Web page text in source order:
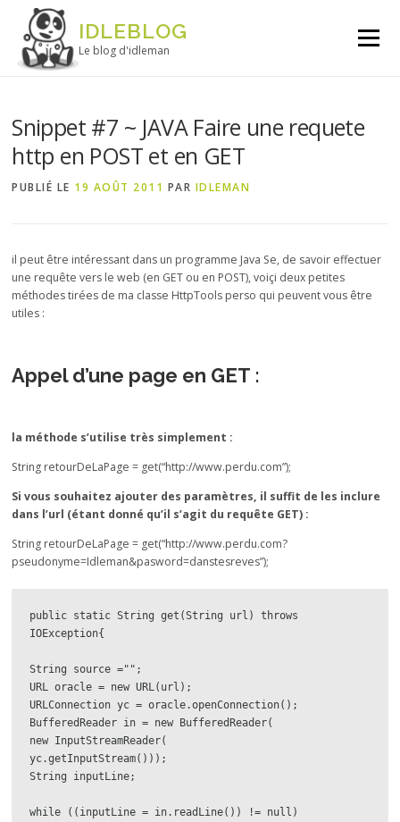
Aller au contenu
IDLEBLOG
Le blog d'idleman
Menu
Snippet #7 ~ JAVA Faire une requete
http en POST et en GET
PUBLIÉ LE 19 AOÛT 2011 PAR IDLEMAN
il peut être intéressant dans un programme Java Se, de savoir effectuer
une requête vers le web (en GET ou en POST), voiçi deux petites
méthodes tirées de ma classe HttpTools perso qui peuvent vous être
utiles :
Appel d’une page en GET :
la méthode s’utilise très simplement :
String retourDeLaPage = get(“http://www.perdu.com”);
Si vous souhaitez ajouter des paramètres, il suffit de les inclure
dans l’url (étant donné qu’il s’agit du requête GET) :
String retourDeLaPage = get(“http://www.perdu.com?
pseudonyme=Idleman&pasword=danstesreves”);
public static String get(String url) throws
IOException{
String source ="";
URL oracle = new URL(url);
URLConnection yc = oracle.openConnection();
BufferedReader in = new BufferedReader(
new InputStreamReader(
yc.getInputStream()));
String inputLine;
while ((inputLine = in.readLine()) != null)